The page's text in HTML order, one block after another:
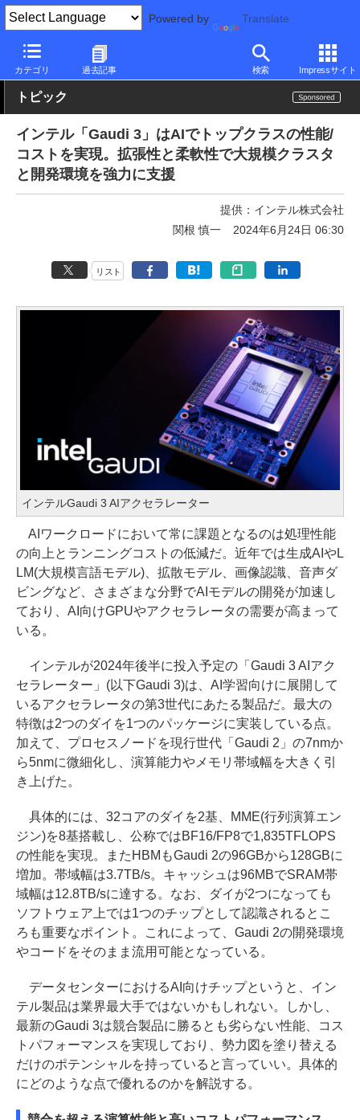
Powered by Translate
カテゴリ 過去記事 検索 Impressサイト
PC Watch 半導体/周辺機器
トピック
インテル「Gaudi 3」はAIでトップクラスの性能/
コストを実現。拡張性と柔軟性で大規模クラスタ
と開発環境を強力に支援
提供： インテル株式会社
関根 慎一
2024年6月24日 06:30
リスト
インテルGaudi 3 AIアクセラレーター
AIワークロードにおいて常に課題となるのは処理性能
の向上とランニングコストの低減だ。近年では生成AIやL
LM(大規模言語モデル)、拡散モデル、画像認識、音声ダ
ビングなど、さまざまな分野でAIモデルの開発が加速し
ており、AI向けGPUやアクセラレータの需要が高まって
いる。
インテルが2024年後半に投入予定の「Gaudi 3 AIアク
セラレーター」(以下Gaudi 3)は、AI学習向けに展開して
いるアクセラレータの第3世代にあたる製品だ。最大の
特徴は2つのダイを1つのパッケージに実装している点。
加えて、プロセスノードを現行世代「Gaudi 2」の7nmか
ら5nmに微細化し、演算能力やメモリ帯域幅を大きく引
き上げた。
具体的には、32コアのダイを2基、MME(行列演算エン
ジン)を8基搭載し、公称ではBF16/FP8で1,835TFLOPS
の性能を実現。またHBMもGaudi 2の96GBから128GBに
増加。帯域幅は3.7TB/s。キャッシュは96MBでSRAM帯
域幅は12.8TB/sに達する。なお、ダイが2つになっても
ソフトウェア上では1つのチップとして認識されるとこ
ろも重要なポイント。これによって、Gaudi 2の開発環境
やコードをそのまま流用可能となっている。
データセンターにおけるAI向けチップというと、イン
テル製品は業界最大手ではないかもしれない。しかし、
最新のGaudi 3は競合製品に勝るとも劣らない性能、コス
トパフォーマンスを実現しており、勢力図を塗り替える
だけのポテンシャルを持っていると言っていい。具体的
にどのような点で優れるのかを解説する。